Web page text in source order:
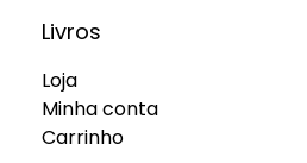
Livros
Loja
Minha conta
Carrinho